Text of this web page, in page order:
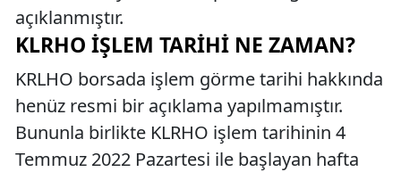
açıklanmıştır.
KLRHO İŞLEM TARIHI NE ZAMAN?
KRLHO borsada işlem görme tarihi hakkında
henüz resmi bir açıklama yapılmamıştır.
Bununla birlikte KLRHO işlem tarihinin 4
Temmuz 2022 Pazartesi ile başlayan hafta